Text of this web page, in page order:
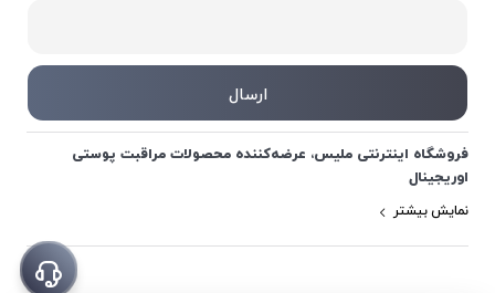
فروشگاه اینترنتی ملیس، عرضه‌کننده محصولات مراقبت پوستی
اوریجینال
نمایش بیشتر